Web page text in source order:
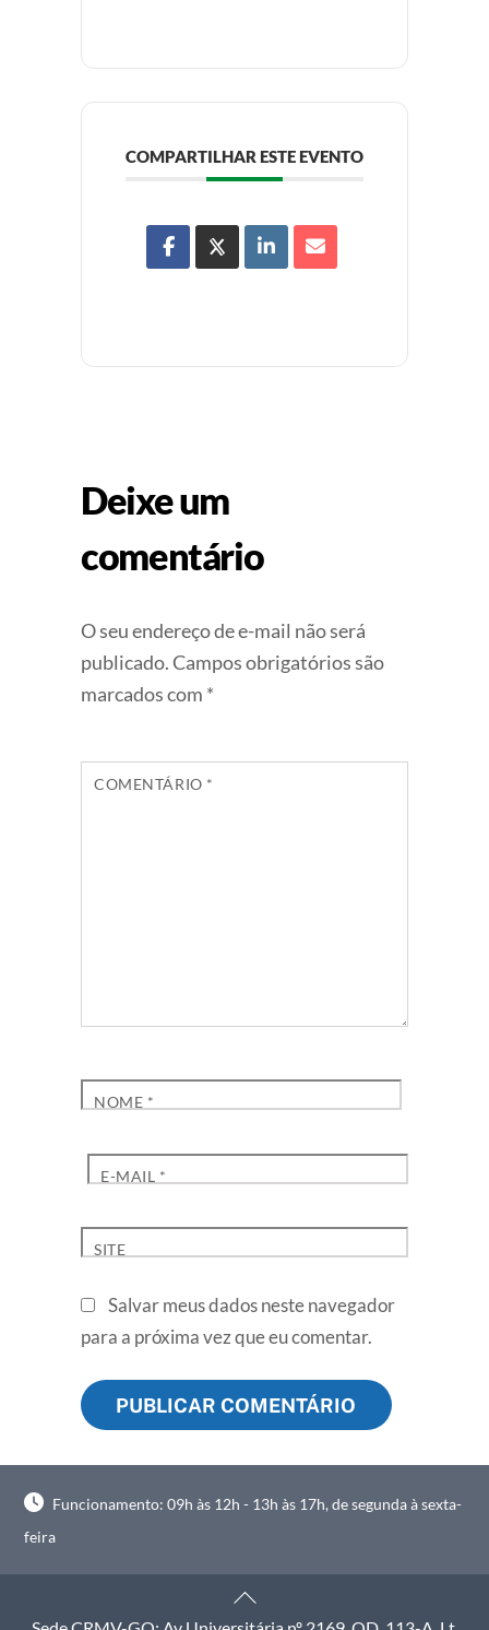
COMPARTILHAR ESTE EVENTO
Deixe um
comentário
O seu endereço de e-mail não será
publicado.Campos obrigatórios são
marcados com *
COMENTÁRIO *
NOME *
E-MAIL *
SITE
Salvar meus dados neste navegador
para a próxima vez que eu comentar.
Funcionamento: 09h às 12h - 13h às 17h, de segunda à sexta-
feira
Back